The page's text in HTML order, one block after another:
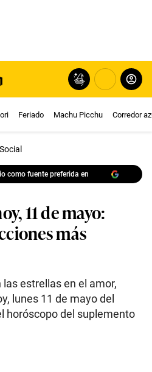
Feriado Machu Picchu Corredor
como fuente preferida en
11 de mayo:
más
estrellas en el amor,
lunes 11 de mayo del
horóscopo del suplemento